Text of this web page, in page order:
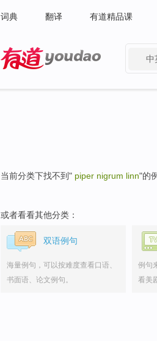
词典 翻译 有道精品课
中
当前分类下找不到" piper nigrum linn"的
或者看看其他分类：
双语例句
海量例句，可以按难度查看口语、
书面语、论文例句。
例句
看美